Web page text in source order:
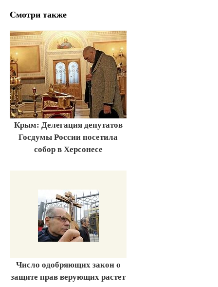
Смотри также
Крым: Делегация депутатов
Госдумы России посетила
собор в Херсонесе
Число одобряющих закон о
защите прав верующих растет